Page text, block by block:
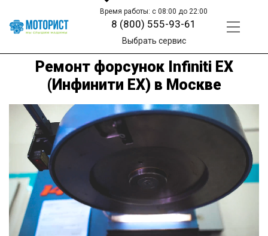
Время работы: с 08:00 до 22:00
8 (800) 555-93-61
Выбрать сервис
Ремонт форсунок Infiniti EX
(Инфинити ЕХ) в Москве